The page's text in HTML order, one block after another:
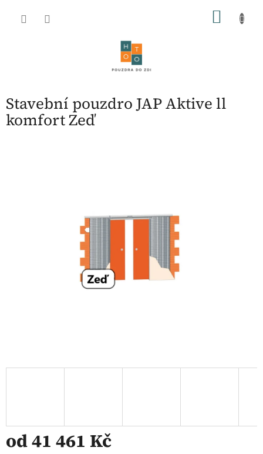
Stavební pouzdro JAP Aktive ll
komfort Zeď
od41 461 Kč